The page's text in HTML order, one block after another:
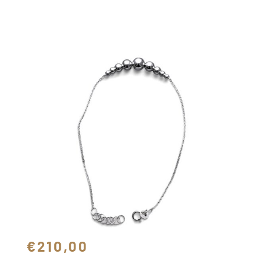
€210,00